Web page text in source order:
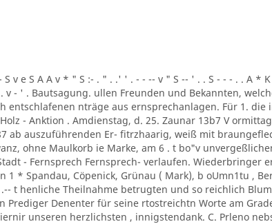
v e S A A v * " S :- . " . .' ' . - - -- v " S -- ' . . S - - - . . A * K
v - ' . Bautsagung. ullen Freunden und Bekannten,
entschlafenen nträge aus ernsprechanlagen. Für 1. die
- Anktion . Amdienstag, d. 25. Zaunar 13b7 V
ab auszuführenden Er- fitrzhaarig, weiß mit
ohne Maulkorb ie Marke, am 6 . t bo"v
- Fernsprech Fernsprech- verlaufen. Wiederbringer
1 * Spandau, Cöpenick, Grünau ( Mark), b oUmn1tu ,
t henliche Theilnahme betrugten und so reichlich
Prediger Denenter für seine rtostreichtn Worte am
unseren herzlichsten , innigstendank. C. Prleno